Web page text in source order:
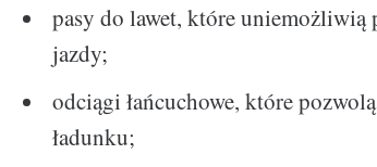
pasy do lawet, które uniemożliwią
jazdy;
odciągi łańcuchowe, które
ładunku;